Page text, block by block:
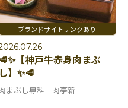
🥩✨【神戸牛赤身肉まぶ
し】✨🥩
まぶし専科 肉亭新